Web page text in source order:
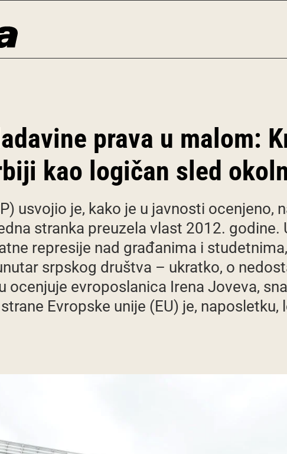
prava u malom:
kao logičan sled
usvojio je, kako je u javnosti ocenjeno,
stranka preuzela vlast 2012. godine.
represije nad građanima i
srpskog društva – ukratko, o
ocenjuje evroposlanica Irena Joveva,
Evropske unije (EU) je,